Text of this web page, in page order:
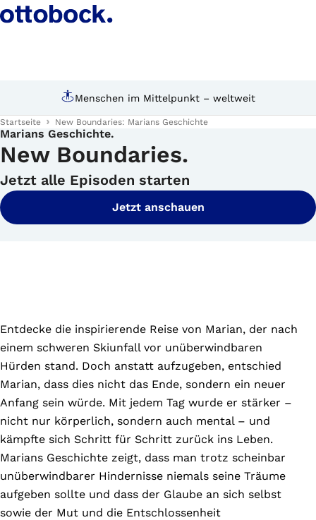
Menschen im Mittelpunkt – weltweit
Startseite New Boundaries: Marians Geschichte
Marians Geschichte.
New Boundaries.
Jetzt alle Episoden starten
Jetzt anschauen
Entdecke die inspirierende Reise von Marian, der nach
einem schweren Skiunfall vor unüberwindbaren
Hürden stand. Doch anstatt aufzugeben, entschied
Marian, dass dies nicht das Ende, sondern ein neuer
Anfang sein würde. Mit jedem Tag wurde er stärker –
nicht nur körperlich, sondern auch mental – und
kämpfte sich Schritt für Schritt zurück ins Leben.
Marians Geschichte zeigt, dass man trotz scheinbar
unüberwindbarer Hindernisse niemals seine Träume
aufgeben sollte und dass der Glaube an sich selbst
sowie der Mut und die Entschlossenheit